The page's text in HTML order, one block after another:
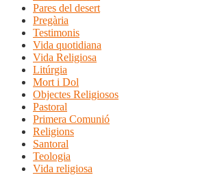
Pares del desert
Pregària
Testimonis
Vida quotidiana
Vida Religiosa
Litúrgia
Mort i Dol
Objectes Religiosos
Pastoral
Primera Comunió
Religions
Santoral
Teologia
Vida religiosa